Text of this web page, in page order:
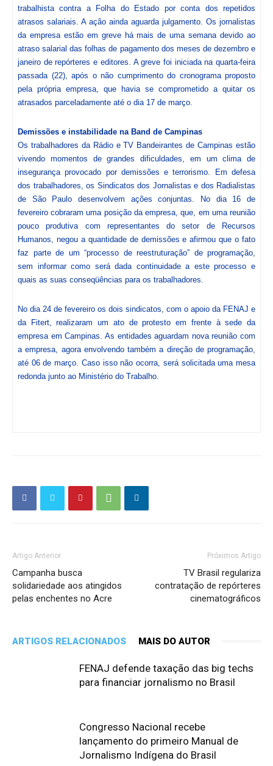
trabalhista contra a Folha do Estado por conta dos repetidos
atrasos salariais. A ação ainda aguarda julgamento. Os jornalistas
da empresa estão em greve há mais de uma semana devido ao
atraso salarial das folhas de pagamento dos meses de dezembro e
janeiro de repórteres e editores. A greve foi iniciada na quarta-feira
passada (22), após o não cumprimento do cronograma proposto
pela própria empresa, que havia se comprometido a quitar os
atrasados parceladamente até o dia 17 de março.
Demissões e instabilidade na Band de Campinas
Os trabalhadores da Rádio e TV Bandeirantes de Campinas estão
vivendo momentos de grandes dificuldades, em um clima de
insegurança provocado por demissões e terrorismo. Em defesa
dos trabalhadores, os Sindicatos dos Jornalistas e dos Radialistas
de São Paulo desenvolvem ações conjuntas. No dia 16 de
fevereiro cobraram uma posição da empresa, que, em uma reunião
pouco produtiva com representantes do setor de Recursos
Humanos, negou a quantidade de demissões e afirmou que o fato
faz parte de um “processo de reestruturação” de programação,
sem informar como será dada continuidade a este processo e
quais as suas conseqüências para os trabalhadores.
No dia 24 de fevereiro os dois sindicatos, com o apoio da FENAJ e
da Fitert, realizaram um ato de protesto em frente à sede da
empresa em Campinas. As entidades aguardam nova reunião com
a empresa, agora envolvendo também a direção de programação,
até 06 de março. Caso isso não ocorra, será solicitada uma mesa
redonda junto ao Ministério do Trabalho.
Artigo Anterior
Campanha busca
solidariedade aos atingidos
pelas enchentes no Acre
Próximos Artigo
TV Brasil regulariza
contratação de repórteres
cinematográficos
ARTIGOS RELACIONADOS MAIS DO AUTOR
FENAJ defende taxação das big techs
para financiar jornalismo no Brasil
Congresso Nacional recebe
lançamento do primeiro Manual de
Jornalismo Indígena do Brasil